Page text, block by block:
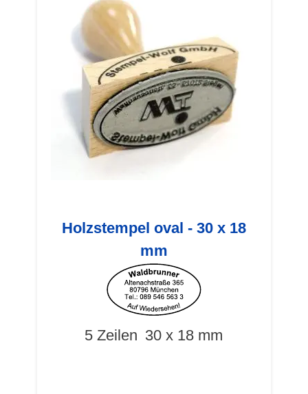
Holzstempel oval - 30 x 18
mm
5 Zeilen 30 x 18 mm